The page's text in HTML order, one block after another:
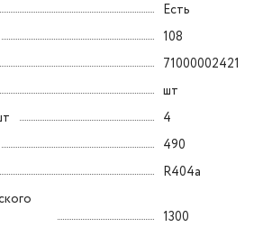
Есть
108
71000002421
шт
4
490
R404a
1300